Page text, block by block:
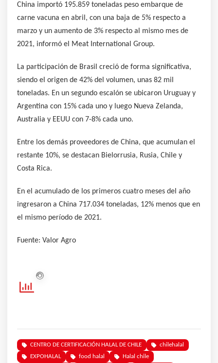
China importó 195.859 toneladas peso embarque de
carne vacuna en abril, con una baja de 5% respecto a
marzo y un aumento de 3% respecto al mismo mes de
2021, informó el Meat International Group.
La participación de Brasil creció de forma significativa,
siendo el origen de 42% del volumen, unas 82 mil
toneladas. En un segundo escalón se ubicaron Uruguay y
Argentina con 15% cada uno y luego Nueva Zelanda,
Australia y EEUU con 7-8% cada uno.
Entre los demás proveedores de China, que acumulan el
restante 10%, se destacan Bielorrusia, Rusia, Chile y
Costa Rica.
En el acumulado de los primeros cuatro meses del año
ingresaron a China 717.034 toneladas, 12% menos que en
el mismo período de 2021.
Fuente: Valor Agro
CENTRO DE CERTIFICACIÓN HALAL DE CHILE
chilehalal
EXPOHALAL
food halal
Halal chile